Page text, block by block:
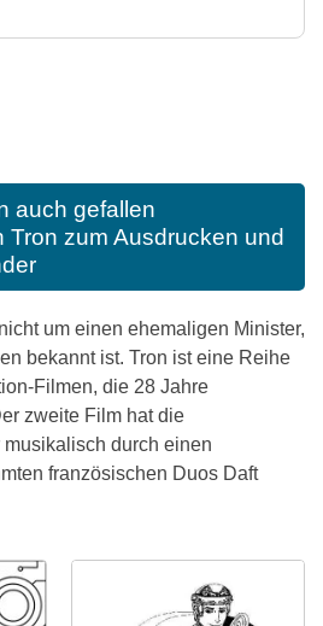
auch gefallen
Tron zum Ausdrucken und
um einen ehemaligen Minister,
bekannt ist. Tron ist eine Reihe
Filmen, die 28 Jahre
zweite Film hat die
durch einen
französischen Duos Daft